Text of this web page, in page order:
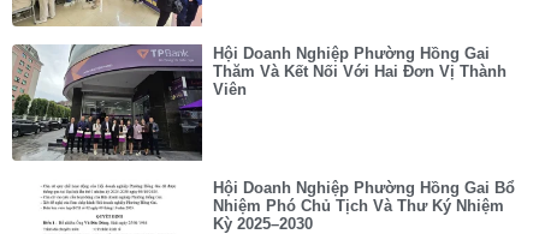
Hội Doanh Nghiệp Phường Hồng Gai
Thăm Và Kết Nối Với Hai Đơn Vị Thành
Viên
Hội Doanh Nghiệp Phường Hồng Gai Bổ
Nhiệm Phó Chủ Tịch Và Thư Ký Nhiệm
Kỳ 2025–2030